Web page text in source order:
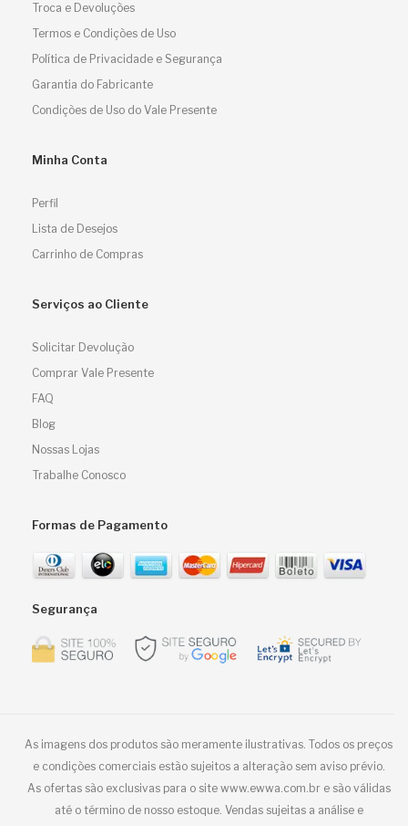
Troca e Devoluções
Termos e Condições de Uso
Política de Privacidade e Segurança
Garantia do Fabricante
Condições de Uso do Vale Presente
Minha Conta
Perfil
Lista de Desejos
Carrinho de Compras
Serviços ao Cliente
Solicitar Devolução
Comprar Vale Presente
FAQ
Blog
Nossas Lojas
Trabalhe Conosco
Formas de Pagamento
Segurança
As imagens dos produtos são meramente ilustrativas. Todos os preços
e condições comerciais estão sujeitos a alteração sem aviso prévio.
As ofertas são exclusivas para o site www.ewwa.com.br e são válidas
até o término de nosso estoque. Vendas sujeitas a análise e